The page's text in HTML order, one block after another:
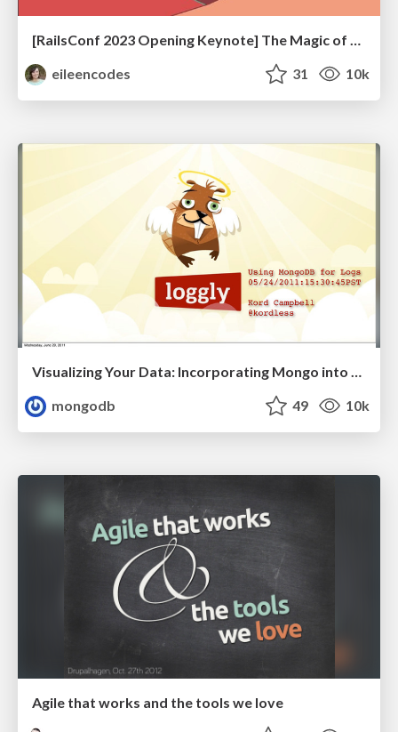
[RailsConf 2023 Opening Keynote] The Magic of Rails
eileencodes
31 10k
Visualizing Your Data: Incorporating Mongo into Loggly Infrastructure
mongodb
49 10k
Agile that works and the tools we love